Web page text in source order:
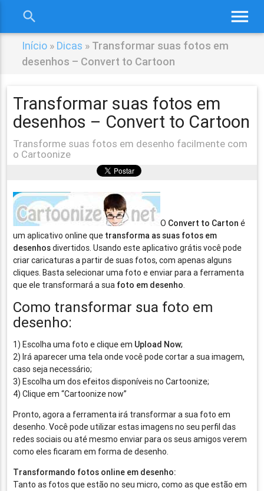
menu
search
Início » Dicas » Transformar suas fotos em
desenhos – Convert to Cartoon
Transformar suas fotos em
desenhos – Convert to Cartoon
Transforme suas fotos em desenho facilmente com
o Cartoonize
O Convert to Carton é
um aplicativo online que transforma as suas fotos em
desenhosdivertidos. Usando este aplicativo grátis você pode
criar caricaturas a partir de suas fotos, com apenas alguns
cliques. Basta selecionar uma foto e enviar para a ferramenta
que ele transformará a sua foto em desenho.
Como transformar sua foto em
desenho:
1) Escolha uma foto e clique em Upload Now;
2) Irá aparecer uma tela onde você pode cortar a sua imagem,
caso seja necessário;
3) Escolha um dos efeitos disponíveis no Cartoonize;
4) Clique em “Cartoonize now”
Pronto, agora a ferramenta irá transformar a sua foto em
desenho. Você pode utilizar estas imagens no seu perfil das
redes sociais ou até mesmo enviar para os seus amigos verem
como eles ficaram em forma de desenho.
Transformando fotos online em desenho:
Tanto as fotos que estão no seu micro, como as que estão em